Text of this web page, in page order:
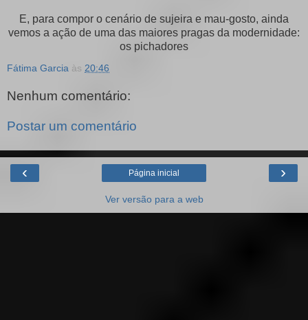
E, para compor o cenário de sujeira e mau-gosto, ainda
vemos a ação de uma das maiores pragas da modernidade:
os pichadores
Fátima Garcia às 20:46
Nenhum comentário:
Postar um comentário
‹ ›
Página inicial
Ver versão para a web